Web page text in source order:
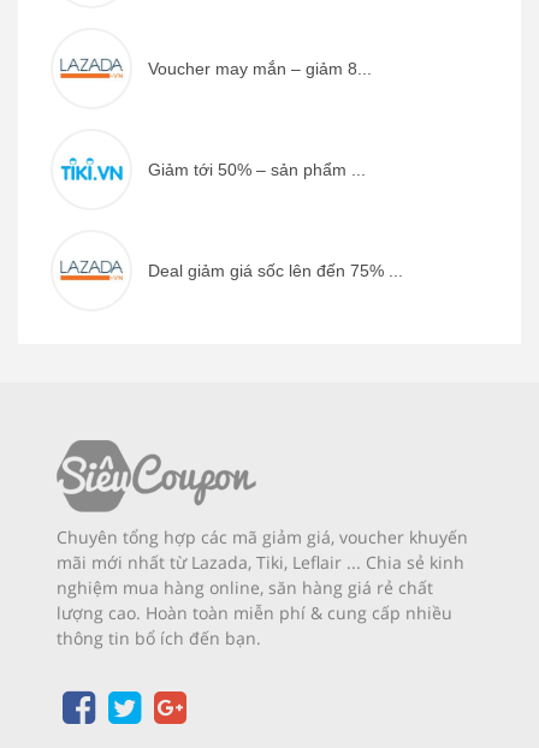
Voucher may mắn – giảm 8...
Giảm tới 50% – sản phẩm ...
Deal giảm giá sốc lên đến 75% ...
Chuyên tổng hợp các mã giảm giá, voucher khuyến
mãi mới nhất từ Lazada, Tiki, Leflair ... Chia sẻ kinh
nghiệm mua hàng online, săn hàng giá rẻ chất
lượng cao. Hoàn toàn miễn phí & cung cấp nhiều
thông tin bổ ích đến bạn.